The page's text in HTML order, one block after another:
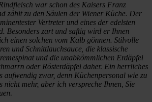
war schon des Kaisers Franz
zählt zu den Säulen der Wiener Küche. Der
Vertreter und eines der edelsten
Besonders zart und saftig wird er Ihnen
einen solchen vom Kalb gönnen. Stilvolle
und Schnittlauchsauce, die klassische
und die unabkömmlichen Erdäpfel
oder Rösterdäpfel daher. Ein herrliches
aufwendig zwar, denn Küchenpersonal wie zu
nicht mehr, aber ich verspreche Ihnen, Sie